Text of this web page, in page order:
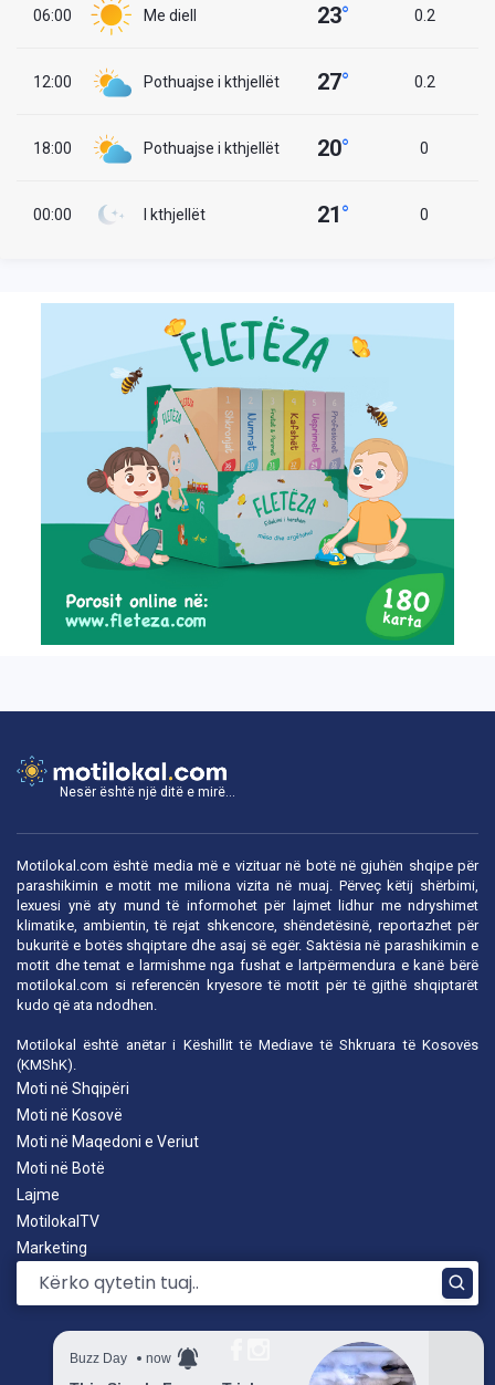
06:00 Me diell 23° 0.2
12:00 Pothuajse i kthjellët 27° 0.2
18:00 Pothuajse i kthjellët 20° 0
00:00 I kthjellët 21° 0
Nesër është një ditë e mirë...
Motilokal.com është media më e vizituar në botë në gjuhën shqipe për
parashikimin e motit me miliona vizita në muaj. Përveç këtij shërbimi,
lexuesi ynë aty mund të informohet për lajmet lidhur me ndryshimet
klimatike, ambientin, të rejat shkencore, shëndetësinë, reportazhet për
bukuritë e botës shqiptare dhe asaj së egër. Saktësia në parashikimin e
motit dhe temat e larmishme nga fushat e lartpërmendura e kanë bërë
motilokal.com si referencën kryesore të motit për të gjithë shqiptarët
kudo që ata ndodhen.
Motilokal është anëtar i Këshillit të Mediave të Shkruara të Kosovës
(KMShK).
Moti në Shqipëri
Moti në Kosovë
Moti në Maqedoni e Veriut
Moti në Botë
Lajme
MotilokalTV
Marketing